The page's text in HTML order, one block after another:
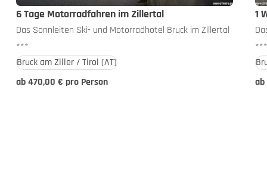
6 Tage Motorradfahren im Zillertal
Das Sonnleiten Ski- und Motorradhotel Bruck im Zillertal
***
Bruck am Ziller / Tirol (AT)
ab 470,00 € pro Person
1
***
ab